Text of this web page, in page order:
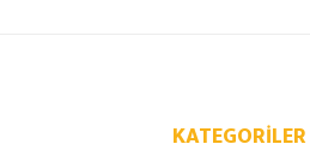
KATEGORILER